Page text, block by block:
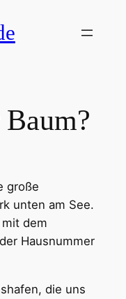
große
unten am See.
dem
Hausnummer
die uns